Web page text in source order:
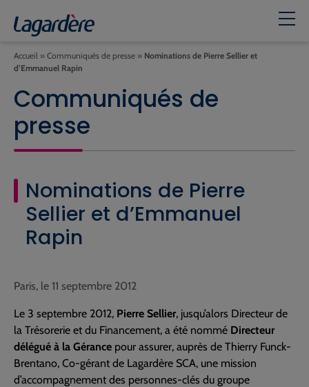
Accueil » Communiqués de presse » Nominations de Pierre Sellier et
d’Emmanuel Rapin
Communiqués de
presse
Nominations de Pierre
Sellier et d’Emmanuel
Rapin
Paris, le 11 septembre 2012
Le 3 septembre 2012, Pierre Sellier, jusqu’alors Directeur de
la Trésorerie et du Financement, a été nommé Directeur
délégué à la Gérance pour assurer, auprès de Thierry Funck-
Brentano, Co-gérant de Lagardère SCA, une mission
d’accompagnement des personnes-clés du groupe